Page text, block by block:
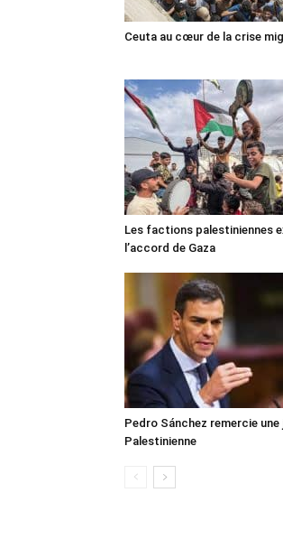
Ceuta au cœur de la crise
Les factions palestiniennes
l’accord de Gaza
Pedro Sánchez remercie une
Palestinienne